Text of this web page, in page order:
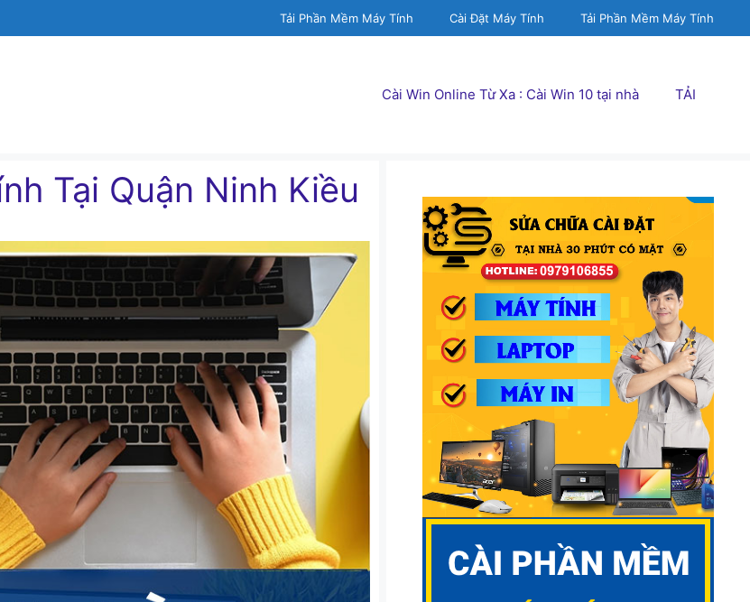
Tải Phần Mềm Máy Tính Cài Đặt Máy Tính Tải Phần Mềm Máy Tính
Cài Win Online Từ Xa : Cài Win 10 tại nhà TẢI
Tại Quận Ninh Kiều